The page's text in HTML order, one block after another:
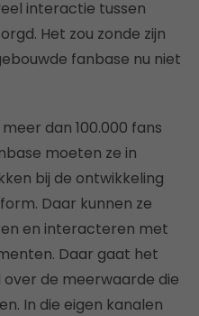
interactie tussen
Het zou zonde zijn
fanbase nu niet
dan 100.000 fans
moeten ze in
bij de ontwikkeling
Daar kunnen ze
en interacteren met
Daar gaat het
de meerwaarde die
In die eigen kanalen